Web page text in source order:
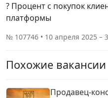
? Процент с покупок
платформы
№ 107746 • 10 апреля 2025 –
Похожие вакансии
Продавец-